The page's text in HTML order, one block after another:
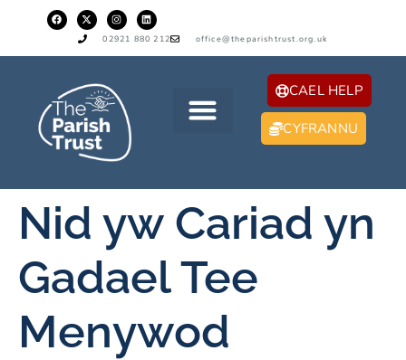
02921 880 212 office@theparishtrust.org.uk
CAEL HELP
CYFRANNU
Nid yw Cariad yn
Gadael Tee
Menywod